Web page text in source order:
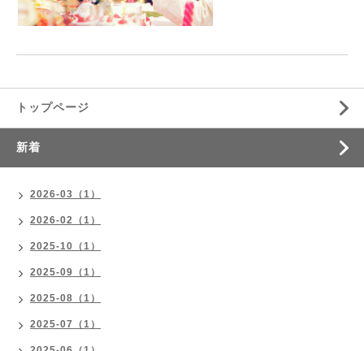
トップページ
新着
2026-03（1）
2026-02（1）
2025-10（1）
2025-09（1）
2025-08（1）
2025-07（1）